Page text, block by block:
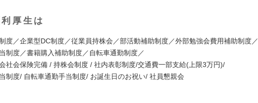
厚生は
度／企業型DC制度／従業員持株会／部活動補助制度／外部勉強会費用補助制度／
制度／書籍購入補助制度／自転車通勤制度／
社会保険完備 / 持株会制度 / 社内表彰制度/交通費一部支給(上限3万円)/
制度/ 自転車通勤手当制度/ お誕生日のお祝い/ 社員懇親会